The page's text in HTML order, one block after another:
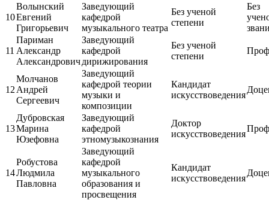
10
Волынский
Евгений
Григорьевич
Заведующий
кафедрой
музыкального театра
Без ученой
степени
Без
11
Париман
Александр
Александрович
Заведующий
кафедрой
дирижирования
Без ученой
степени
12
Молчанов
Андрей
Сергеевич
Заведующий
кафедрой теории
музыки и
композиции
Кандидат
искусствоведения
13
Дубровская
Марина
Юзефовна
Заведующий
кафедрой
этномузыкознания
Доктор
искусствоведения
14
Робустова
Людмила
Павловна
Заведующий
кафедрой
музыкального
образования и
просвещения
Кандидат
искусствоведения